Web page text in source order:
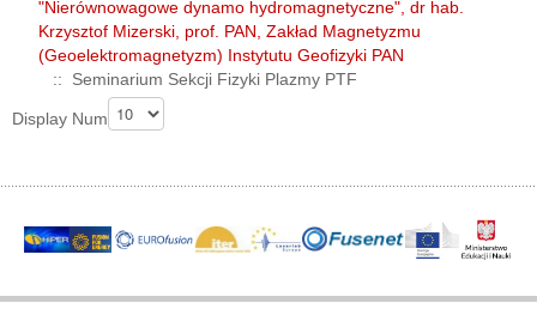
"Nierównowagowe dynamo hydromagnetyczne", dr hab.
Krzysztof Mizerski, prof. PAN, Zakład Magnetyzmu
(Geoelektromagnetyzm) Instytutu Geofizyki PAN
:: Seminarium Sekcji Fizyki Plazmy PTF
Pagination List Limit
Display Num